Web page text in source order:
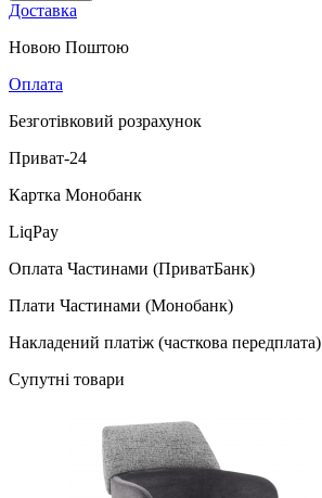
Доставка
Новою Поштою
Оплата
Безготівковий розрахунок
Приват-24
Картка Монобанк
LiqPay
Оплата Частинами (ПриватБанк)
Плати Частинами (Монобанк)
Накладений платіж (часткова передплата)
Супутні товари